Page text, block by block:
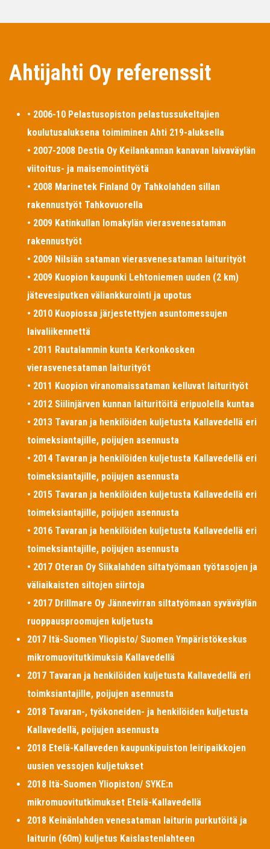
Ahtijahti Oy referenssit
• 2006-10 Pelastusopiston pelastussukeltajien
koulutusaluksena toimiminen Ahti 219-aluksella
• 2007-2008 Destia Oy Keilankannan kanavan laivaväylän
viitoitus- ja maisemointityötä
• 2008 Marinetek Finland Oy Tahkolahden sillan
rakennustyöt Tahkovuorella
• 2009 Katinkullan lomakylän vierasvenesataman
rakennustyöt
• 2009 Nilsiän sataman vierasvenesataman laiturityöt
• 2009 Kuopion kaupunki Lehtoniemen uuden (2 km)
jätevesiputken väliankkurointi ja upotus
• 2010 Kuopiossa järjestettyjen asuntomessujen
laivaliikennettä
• 2011 Rautalammin kunta Kerkonkosken
vierasvenesataman laiturityöt
• 2011 Kuopion viranomaissataman kelluvat laiturityöt
• 2012 Siilinjärven kunnan laituritöitä eripuolella kuntaa
• 2013 Tavaran ja henkilöiden kuljetusta Kallavedellä eri
toimeksiantajille, poijujen asennusta
• 2014 Tavaran ja henkilöiden kuljetusta Kallavedellä eri
toimeksiantajille, poijujen asennusta
• 2015 Tavaran ja henkilöiden kuljetusta Kallavedellä eri
toimeksiantajille, poijujen asennusta
• 2016 Tavaran ja henkilöiden kuljetusta Kallavedellä eri
toimeksiantajille, poijujen asennusta
• 2017 Oteran Oy Siikalahden siltatyömaan työtasojen ja
väliaikaisten siltojen siirtoja
• 2017 Drillmare Oy Jännevirran siltatyömaan syväväylän
ruoppausproomujen kuljetusta
2017 Itä-Suomen Yliopisto/ Suomen Ympäristökeskus
mikromuovitutkimuksia Kallavedellä
2017 Tavaran ja henkilöiden kuljetusta Kallavedellä eri
toimksiantajille, poijujen asennusta
2018 Tavaran-, työkoneiden- ja henkilöiden kuljetusta
Kallavedellä, poijujen asennusta
2018 Etelä-Kallaveden kaupunkipuiston leiripaikkojen
uusien vessojen kuljetukset
2018 Itä-Suomen Yliopiston/ SYKE:n
mikromuovitutkimukset Etelä-Kallavedellä
2018 Keinänlahden venesataman laiturin purkutöitä ja
laiturin (60m) kuljetus Kaislastenlahteen